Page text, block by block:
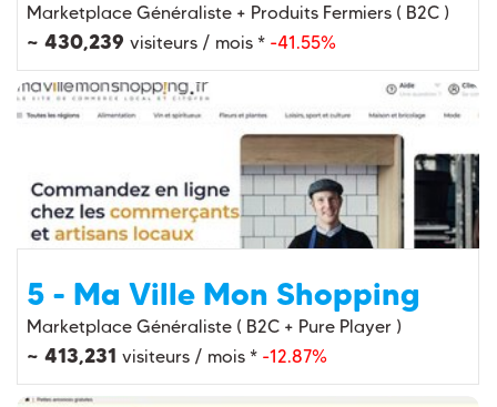
Marketplace Généraliste + Produits Fermiers ( B2C )
~ 430,239 visiteurs / mois * -41.55%
5 - Ma Ville Mon Shopping
Marketplace Généraliste ( B2C + Pure Player )
~ 413,231 visiteurs / mois * -12.87%